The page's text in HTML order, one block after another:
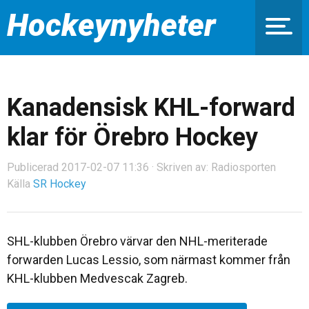
Hockeynyheter
Kanadensisk KHL-forward
klar för Örebro Hockey
Publicerad 2017-02-07 11:36 · Skriven av: Radiosporten
Källa SR Hockey
SHL-klubben Örebro värvar den NHL-meriterade
forwarden Lucas Lessio, som närmast kommer från
KHL-klubben Medvescak Zagreb.